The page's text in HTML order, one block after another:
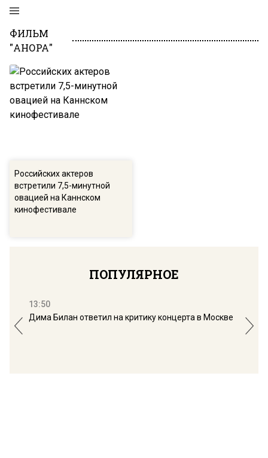
ФИЛЬМ
"АНОРА"
Российских актеров
встретили 7,5-минутной
овацией на Каннском
кинофестивале
ПОПУЛЯРНОЕ
13:50
Дима Билан ответил на критику концерта в Москве